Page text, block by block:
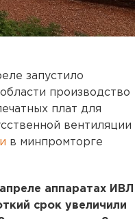
запустило
производство
плат для
вентиляции
в минпромторге
аппаратах ИВЛ
срок увеличили